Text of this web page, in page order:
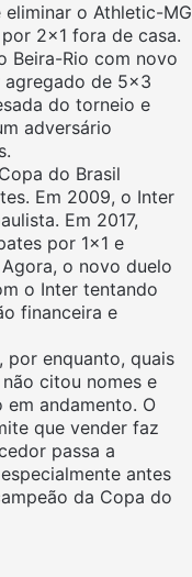
o Athletic-MG
2×1 fora de casa.
Beira-Rio com novo
de 5×3
do torneio e
adversário
do Brasil
Em 2009, o Inter
Em 2017,
por 1×1 e
o novo duelo
o Inter tentando
financeira e
por enquanto, quais
citou nomes e
em andamento. O
que vender faz
passa a
antes
da Copa do